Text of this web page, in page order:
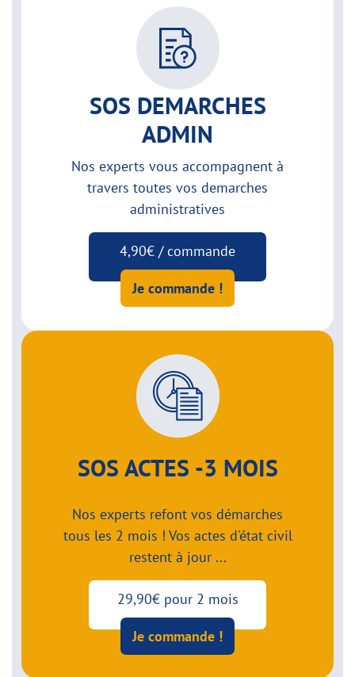
SOS DEMARCHES
ADMIN
Nos experts vous accompagnent à
travers toutes vos demarches
administratives
4,90€ / commande
Je commande !
SOS ACTES -3 MOIS
Nos experts refont vos démarches
tous les 2 mois ! Vos actes d'état civil
restent à jour ...
29,90€ pour 2 mois
Je commande !